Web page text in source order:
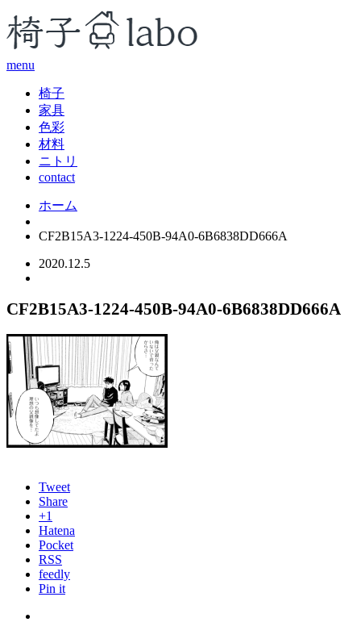
menu
椅子
家具
色彩
材料
ニトリ
contact
ホーム
CF2B15A3-1224-450B-94A0-6B6838DD666A
2020.12.5
CF2B15A3-1224-450B-94A0-6B6838DD666A
Tweet
Share
+1
Hatena
Pocket
RSS
feedly
Pin it